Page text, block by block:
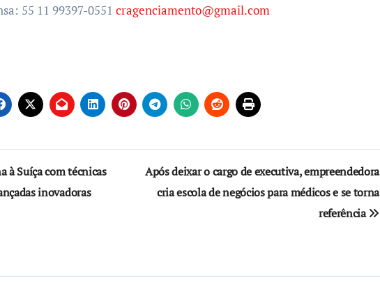
55 11 99397-0551 cragenciamento@gmail.com
à Suíça com técnicas
inovadoras
Após deixar o cargo de executiva, empreendedora
cria escola de negócios para médicos e se torna
referência